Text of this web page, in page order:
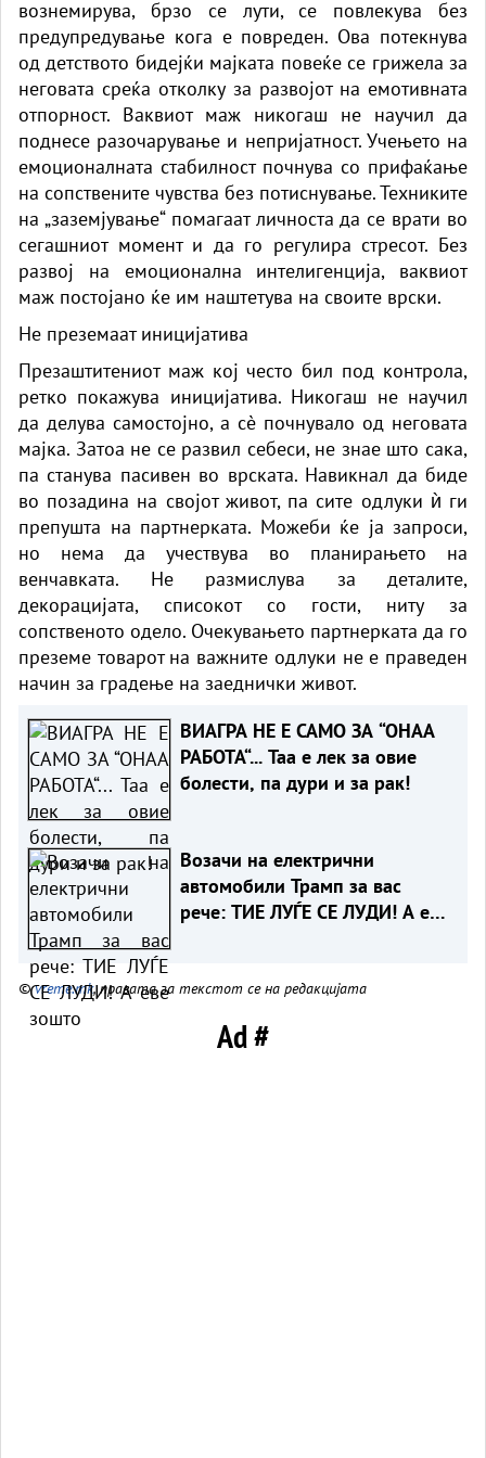
вознемирува, брзо се лути, се повлекува без
предупредување кога е повреден. Ова потекнува
од детството бидејќи мајката повеќе се грижела за
неговата среќа отколку за развојот на емотивната
отпорност. Ваквиот маж никогаш не научил да
поднесе разочарување и непријатност. Учењето на
емоционалната стабилност почнува со прифаќање
на сопствените чувства без потиснување. Техниките
на „заземјување“ помагаат личноста да се врати во
сегашниот момент и да го регулира стресот. Без
развој на емоционална интелигенција, ваквиот
маж постојано ќе им наштетува на своите врски.
Не преземаат иницијатива
Презаштитениот маж кој често бил под контрола,
ретко покажува иницијатива. Никогаш не научил
да делува самостојно, а сè почнувало од неговата
мајка. Затоа не се развил себеси, не знае што сака,
па станува пасивен во врската. Навикнал да биде
во позадина на својот живот, па сите одлуки ѝ ги
препушта на партнерката. Можеби ќе ја запроси,
но нема да учествува во планирањето на
венчавката. Не размислува за деталите,
декорацијата, списокот со гости, ниту за
сопственото одело. Очекувањето партнерката да го
преземе товарот на важните одлуки не е праведен
начин за градење на заеднички живот.
ВИАГРА НЕ Е САМО ЗА “ОНАА
РАБОТА“... Таа е лек за овие
болести, па дури и за рак!
Возачи на електрични
автомобили Трамп за вас
рече: ТИЕ ЛУЃЕ СЕ ЛУДИ! А еве
©vreme.mk, правата за текстот се на редакцијата
Ad #